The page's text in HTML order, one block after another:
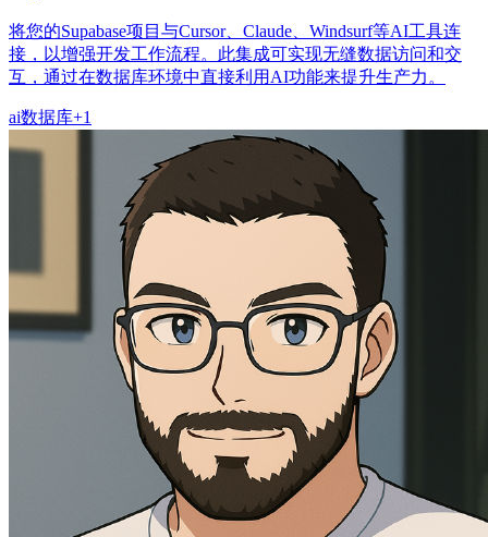
将您的Supabase项目与Cursor、Claude、Windsurf等AI工具连
接，以增强开发工作流程。此集成可实现无缝数据访问和交
互，通过在数据库环境中直接利用AI功能来提升生产力。
ai数据库+1